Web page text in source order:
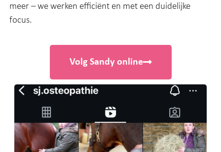
meer – we werken efficiënt en met een duidelijke
focus.
Volg Sandy online